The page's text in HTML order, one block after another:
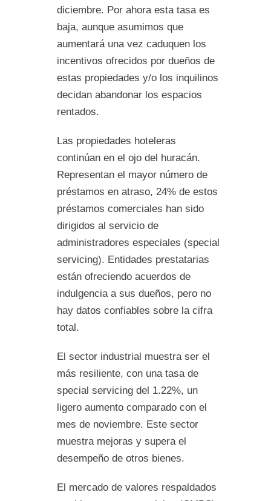
diciembre. Por ahora esta tasa es
baja, aunque asumimos que
aumentará una vez caduquen los
incentivos ofrecidos por dueños de
estas propiedades y/o los inquilinos
decidan abandonar los espacios
rentados.
Las propiedades hoteleras
continúan en el ojo del huracán.
Representan el mayor número de
préstamos en atraso, 24% de estos
préstamos comerciales han sido
dirigidos al servicio de
administradores especiales (special
servicing). Entidades prestatarias
están ofreciendo acuerdos de
indulgencia a sus dueños, pero no
hay datos confiables sobre la cifra
total.
El sector industrial muestra ser el
más resiliente, con una tasa de
special servicing del 1.22%, un
ligero aumento comparado con el
mes de noviembre. Este sector
muestra mejoras y supera el
desempeño de otros bienes.
El mercado de valores respaldados